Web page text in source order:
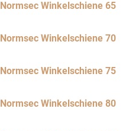
Normsec Winkelschiene 65
Normsec Winkelschiene 70
Normsec Winkelschiene 75
Normsec Winkelschiene 80